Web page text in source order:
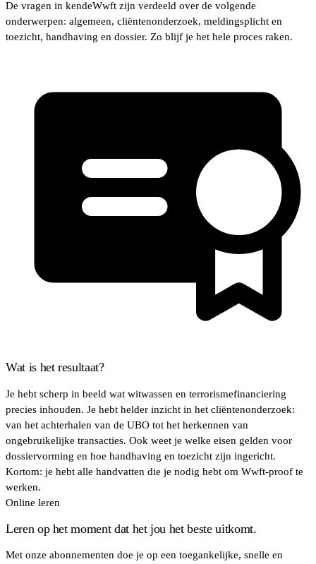
De vragen in kendeWwft zijn verdeeld over de volgende
onderwerpen: algemeen, cliëntenonderzoek, meldingsplicht en
toezicht, handhaving en dossier. Zo blijf je het hele proces raken.
Wat is het resultaat?
Je hebt scherp in beeld wat witwassen en terrorismefinanciering
precies inhouden. Je hebt helder inzicht in het cliëntenonderzoek:
van het achterhalen van de UBO tot het herkennen van
ongebruikelijke transacties. Ook weet je welke eisen gelden voor
dossiervorming en hoe handhaving en toezicht zijn ingericht.
Kortom: je hebt alle handvatten die je nodig hebt om Wwft-proof te
werken.
Online leren
Leren op het moment dat het jou het beste uitkomt.
Met onze abonnementen doe je op een toegankelijke, snelle en